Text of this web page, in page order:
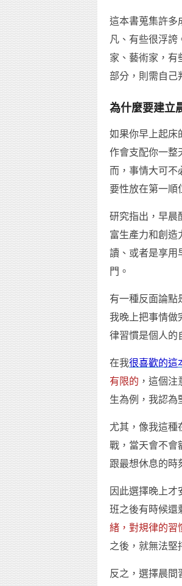
這本書蒐集許多
凡、有些很浮誇
家、藝術家，有
部分，則需自己
為什麼要建立
如果你早上起床
作會支配你一整
而，事情大可不
要性放在第一順
研究指出，早晨
富生產力和創造
讀、或者是享用
門。
有一種反面論點
我晚上把事情做
律習慣是個人的
在我很喜歡的這
有限的 ，這個
生為例，我認為
尤其，像我這種
戰，當天會不會
跟最想休息的時
因此選擇晚上
班之後有時候還
緒，對規律的習
之後，就無法堅
反之，選擇晨間